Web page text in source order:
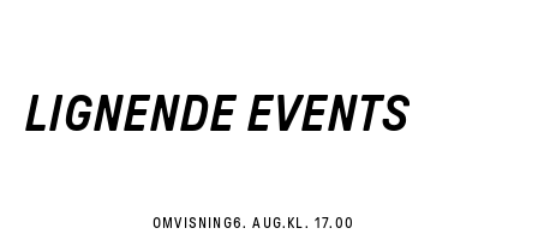
LIGNENDE EVENTS
OMVISNING6. AUG. KL. 17.00